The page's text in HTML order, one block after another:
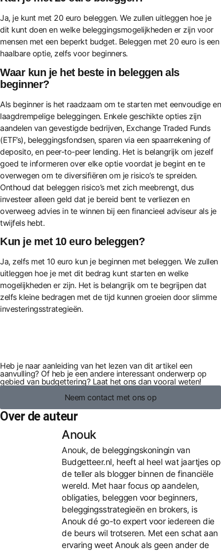
Ja, je kunt met 20 euro beleggen. We zullen uitleggen hoe je
dit kunt doen en welke beleggingsmogelijkheden er zijn voor
mensen met een beperkt budget. Beleggen met 20 euro is een
haalbare optie, zelfs voor beginners.
Waar kun je het beste in beleggen als
beginner?
Als beginner is het raadzaam om te starten met eenvoudige en
laagdrempelige beleggingen. Enkele geschikte opties zijn
aandelen van gevestigde bedrijven, Exchange Traded Funds
(ETF’s), beleggingsfondsen, sparen via een spaarrekening of
deposito, en peer-to-peer lending. Het is belangrijk om jezelf
goed te informeren over elke optie voordat je begint en te
overwegen om te diversifiëren om je risico’s te spreiden.
Onthoud dat beleggen risico’s met zich meebrengt, dus
investeer alleen geld dat je bereid bent te verliezen en
overweeg advies in te winnen bij een financieel adviseur als je
twijfels hebt.
Kun je met 10 euro beleggen?
Ja, zelfs met 10 euro kun je beginnen met beleggen. We zullen
uitleggen hoe je met dit bedrag kunt starten en welke
mogelijkheden er zijn. Het is belangrijk om te begrijpen dat
zelfs kleine bedragen met de tijd kunnen groeien door slimme
investeringsstrategieën.
Heb je naar aanleiding van het lezen van dit artikel een
aanvulling? Of heb je een andere interessant onderwerp op
gebied van budgettering? Laat het ons dan vooral weten!
Neem contact met ons op
Over de auteur
Anouk
Anouk, de beleggingskoningin van
Budgetteer.nl, heeft al heel wat jaartjes op
de teller als blogger binnen de financiële
wereld. Met haar focus op aandelen,
obligaties, beleggen voor beginners,
beleggingsstrategieën en brokers, is
Anouk dé go-to expert voor iedereen die
de beurs wil trotseren. Met een schat aan
ervaring weet Anouk als geen ander de